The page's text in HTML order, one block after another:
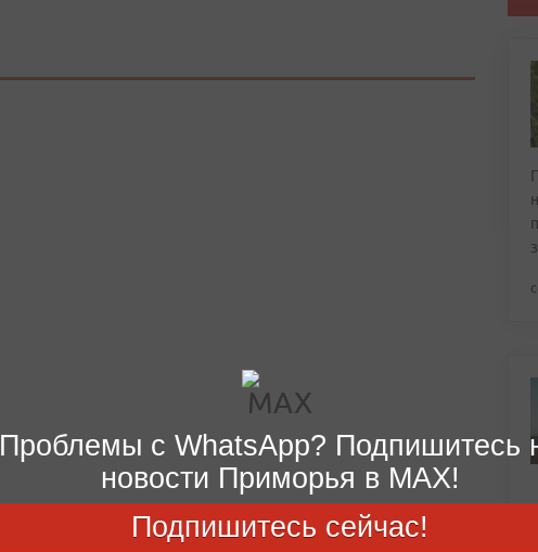
Проблемы с WhatsApp? Подпишитесь
новости Приморья в MAX!
Подпишитесь сейчас!